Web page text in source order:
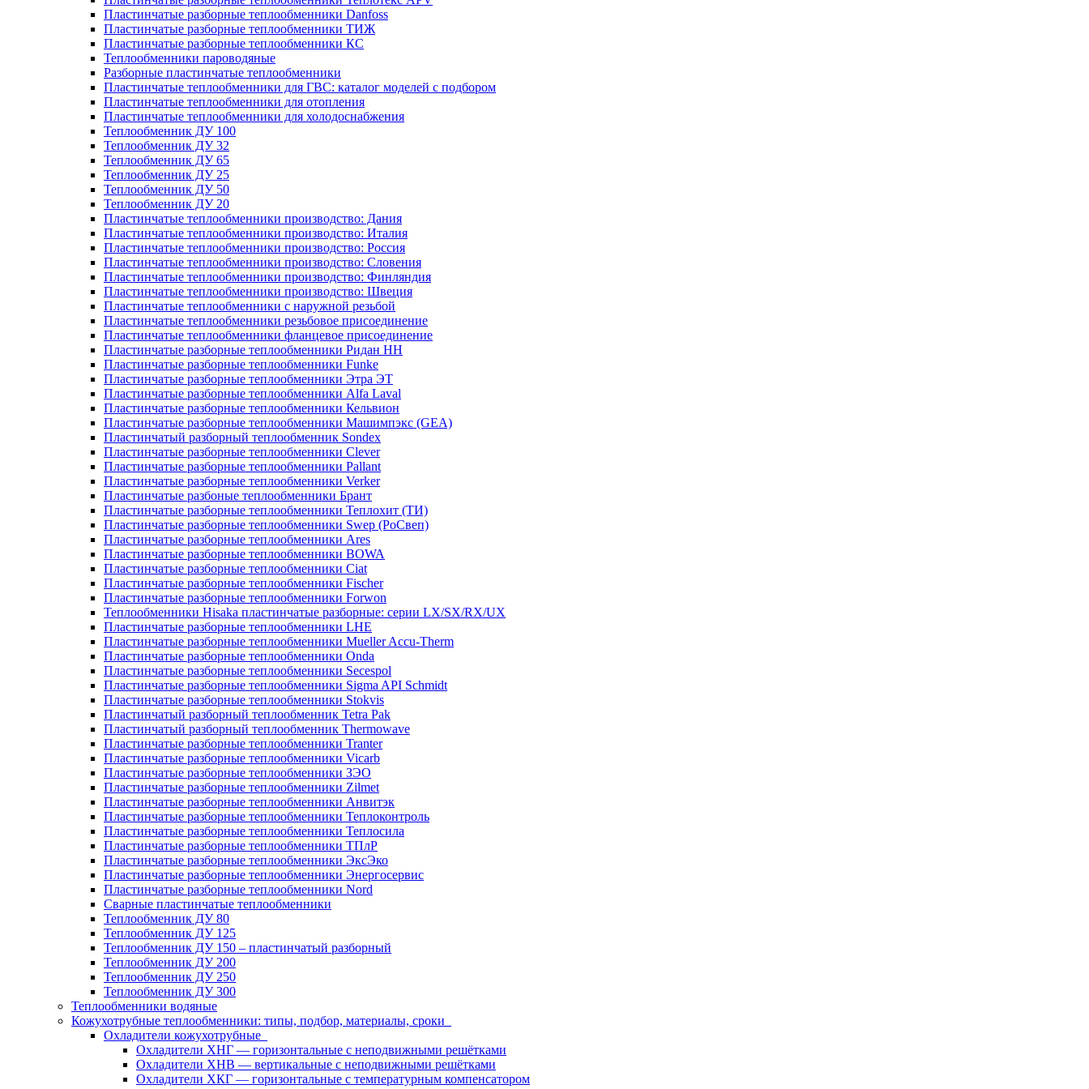
Пластинчатые разборные теплообменники Danfoss
Пластинчатые разборные теплообменники ТИЖ
Пластинчатые разборные теплообменники КC
Теплообменники пароводяные
Разборные пластинчатые теплообменники
Пластинчатые теплообменники для ГВС: каталог моделей с подбором
Пластинчатые теплообменники для отопления
Пластинчатые теплообменники для холодоснабжения
Теплообменник ДУ 100
Теплообменник ДУ 32
Теплообменник ДУ 65
Теплообменник ДУ 25
Теплообменник ДУ 50
Теплообменник ДУ 20
Пластинчатые теплообменники производство: Дания
Пластинчатые теплообменники производство: Италия
Пластинчатые теплообменники производство: Россия
Пластинчатые теплообменники производство: Словения
Пластинчатые теплообменники производство: Финляндия
Пластинчатые теплообменники производство: Швеция
Пластинчатые теплообменники с наружной резьбой
Пластинчатые теплообменники резьбовое присоединение
Пластинчатые теплообменники фланцевое присоединение
Пластинчатые разборные теплообменники Ридан НН
Пластинчатые разборные теплообменники Funke
Пластинчатые разборные теплообменники Этра ЭТ
Пластинчатые разборные теплообменники Alfa Laval
Пластинчатые разборные теплообменники Кельвион
Пластинчатые разборные теплообменники Машимпэкс (GEA)
Пластинчатый разборный теплообменник Sondex
Пластинчатые разборные теплообменники Clever
Пластинчатые разборные теплообменники Pallant
Пластинчатые разборные теплообменники Verker
Пластинчатые разбоные теплообменники Брант
Пластинчатые разборные теплообменники Теплохит (ТИ)
Пластинчатые разборные теплообменники Swep (РоСвеп)
Пластинчатые разборные теплообменники Ares
Пластинчатые разборные теплообменники BOWA
Пластинчатые разборные теплообменники Ciat
Пластинчатые разборные теплообменники Fischer
Пластинчатые разборные теплообменники Forwon
Теплообменники Hisaka пластинчатые разборные: серии LX/SX/RX/UX
Пластинчатые разборные теплообменники LHE
Пластинчатые разборные теплообменники Mueller Accu-Therm
Пластинчатые разборные теплообменники Onda
Пластинчатые разборные теплообменники Secespol
Пластинчатые разборные теплообменники Sigma API Schmidt
Пластинчатые разборные теплообменники Stokvis
Пластинчатый разборный теплообменник Tetra Pak
Пластинчатый разборный теплообменник Thermowave
Пластинчатые разборные теплообменники Tranter
Пластинчатые разборные теплообменники Vicarb
Пластинчатые разборные теплообменники ЗЭО
Пластинчатые разборные теплообменники Zilmet
Пластинчатые разборные теплообменники Анвитэк
Пластинчатые разборные теплообменники Теплоконтроль
Пластинчатые разборные теплообменники Теплосила
Пластинчатые разборные теплообменники ТПлР
Пластинчатые разборные теплообменники ЭксЭко
Пластинчатые разборные теплообменники Энергосервис
Пластинчатые разборные теплообменники Nord
Сварные пластинчатые теплообменники
Теплообменник ДУ 80
Теплообменник ДУ 125
Теплообменник ДУ 150 – пластинчатый разборный
Теплообменник ДУ 200
Теплообменник ДУ 250
Теплообменник ДУ 300
Теплообменники водяные
Кожухотрубные теплообменники: типы, подбор, материалы, сроки
Охладители кожухотрубные
Охладители ХНГ — горизонтальные с неподвижными решётками
Охладители ХНВ — вертикальные с неподвижными решётками
Охладители ХКГ — горизонтальные с температурным компенсатором